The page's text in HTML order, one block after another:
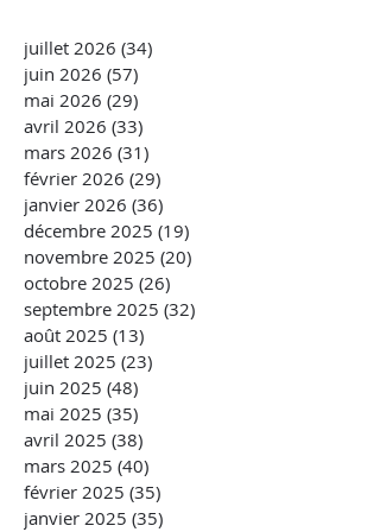
juillet 2026 (34)
juin 2026 (57)
mai 2026 (29)
avril 2026 (33)
mars 2026 (31)
février 2026 (29)
janvier 2026 (36)
décembre 2025 (19)
novembre 2025 (20)
octobre 2025 (26)
septembre 2025 (32)
août 2025 (13)
juillet 2025 (23)
juin 2025 (48)
mai 2025 (35)
avril 2025 (38)
mars 2025 (40)
février 2025 (35)
janvier 2025 (35)